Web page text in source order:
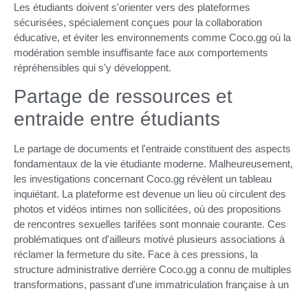
Les étudiants doivent s'orienter vers des plateformes
sécurisées, spécialement conçues pour la collaboration
éducative, et éviter les environnements comme Coco.gg où la
modération semble insuffisante face aux comportements
répréhensibles qui s'y développent.
Partage de ressources et
entraide entre étudiants
Le partage de documents et l'entraide constituent des aspects
fondamentaux de la vie étudiante moderne. Malheureusement,
les investigations concernant Coco.gg révèlent un tableau
inquiétant. La plateforme est devenue un lieu où circulent des
photos et vidéos intimes non sollicitées, où des propositions
de rencontres sexuelles tarifées sont monnaie courante. Ces
problématiques ont d'ailleurs motivé plusieurs associations à
réclamer la fermeture du site. Face à ces pressions, la
structure administrative derrière Coco.gg a connu de multiples
transformations, passant d'une immatriculation française à un